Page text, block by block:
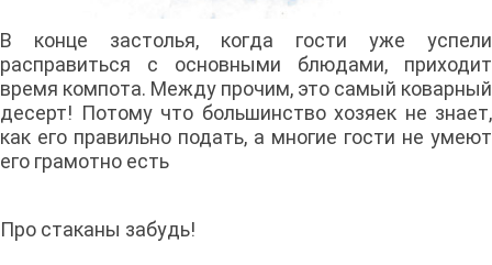
В конце застолья, когда гости уже успели
расправиться с основными блюдами, приходит
время компота. Между прочим, это самый коварный
десерт! Потому что большинство хозяек не знает,
как его правильно подать, а многие гости не умеют
его грамотно есть
Про стаканы забудь!